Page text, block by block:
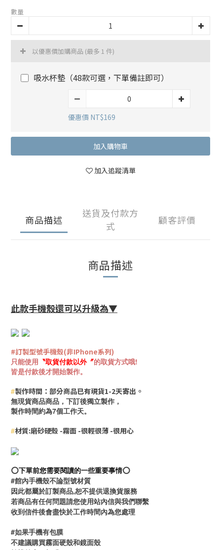
數量
以優惠價加購商品 (最多 1 件)
吸水杯墊（48款可選，下單備註即可）
優惠價 NT$169
加入購物車
加入追蹤清單
商品描述
送貨及付款方
式
顧客評價
商品描述
此款手機殼還可以升級為▼
#訂製型號手機殼(非IPhone系列)
只能使用 〝取貨付款以外〞的取貨方式哦!
皆是付款後才開始製作。
#製作時間：部分商品已有現貨1-2天寄出。
無現貨商品商品，下訂後獨立製作，
製作時間約為7個工作天。
#材質:磨砂硬殼 -霧面 -很輕很薄 -很用心
⭕️下單前您需要閱讀的一些重要事情⭕️
#館內手機殼不論型號材質
因此都屬於訂製商品,恕不提供退換貨服務
若商品有任何問題請您使用站內信與我們聯繫
收到信件後會盡快於工作時間內為您處理
#如果手機有包膜
不建議購買霧面硬殼和鏡面殼